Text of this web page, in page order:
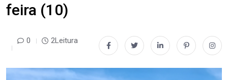
feira (10)
0 2Leitura